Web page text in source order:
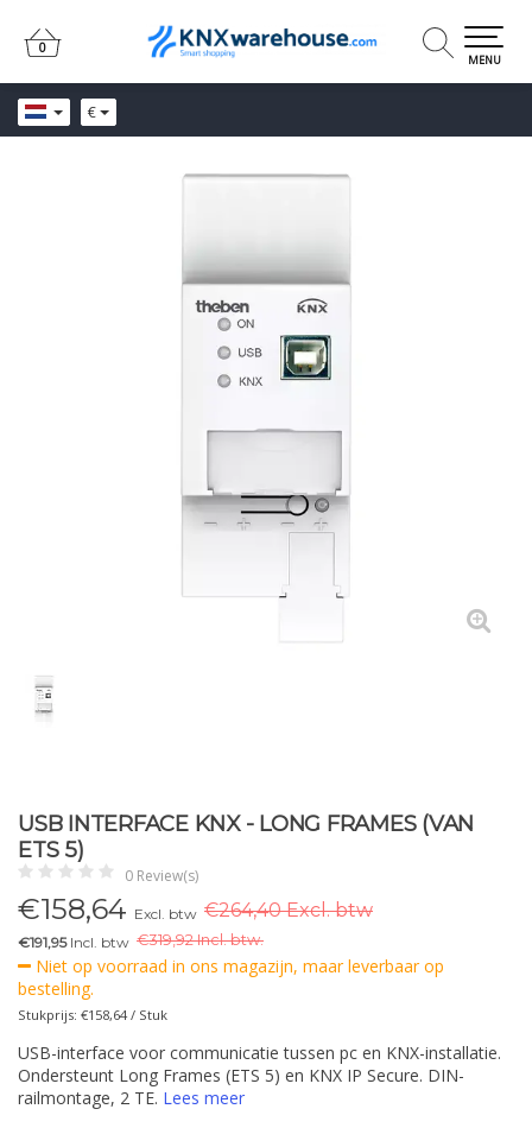
€
0
0
MENU
USB INTERFACE KNX - LONG FRAMES (VAN
ETS 5)
0 Review(s)
€158,64 Excl. btw €264,40 Excl. btw
€191,95Incl. btw €319,92 Incl. btw.
Niet op voorraad in ons magazijn, maar leverbaar op
bestelling.
Stukprijs: €158,64 / Stuk
USB-interface voor communicatie tussen pc en KNX-installatie.
Ondersteunt Long Frames (ETS 5) en KNX IP Secure. DIN-
railmontage, 2 TE. Lees meer